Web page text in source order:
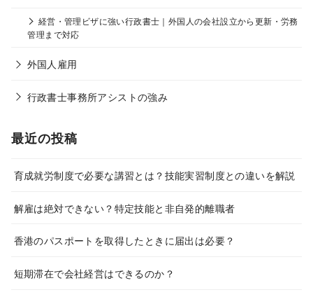
経営・管理ビザに強い行政書士｜外国人の会社設立から更新・労務
管理まで対応
外国人雇用
行政書士事務所アシストの強み
最近の投稿
育成就労制度で必要な講習とは？技能実習制度との違いを解説
解雇は絶対できない？特定技能と非自発的離職者
香港のパスポートを取得したときに届出は必要？
短期滞在で会社経営はできるのか？